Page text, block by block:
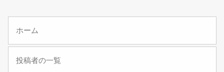
ホーム
投稿者の一覧